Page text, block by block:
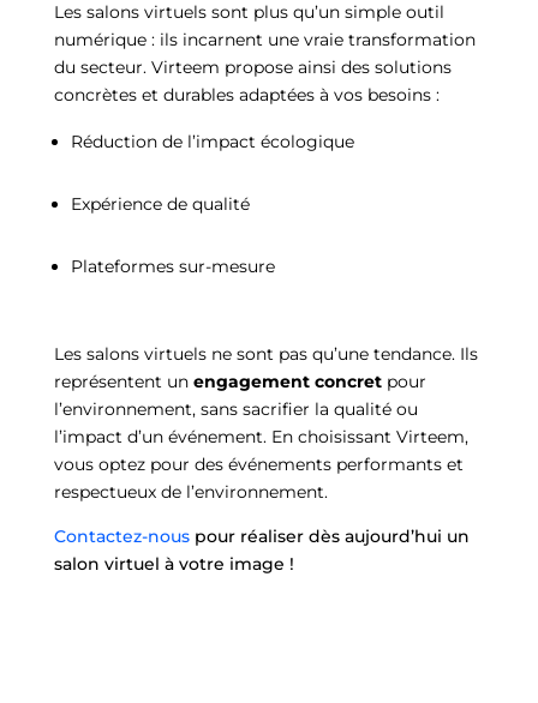
Les salons virtuels sont plus qu’un simple outil
numérique : ils incarnent une vraie transformation
du secteur. Virteem propose ainsi des solutions
concrètes et durables adaptées à vos besoins :
Réduction de l’impact écologique
Expérience de qualité
Plateformes sur-mesure
Les salons virtuels ne sont pas qu’une tendance. Ils
représentent un engagement concretpour
l’environnement, sans sacrifier la qualité ou
l’impact d’un événement. En choisissant Virteem,
vous optez pour des événements performants et
respectueux de l’environnement.
Contactez-nouspour réaliser dès aujourd’hui un
salon virtuel à votre image !